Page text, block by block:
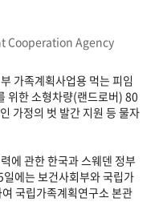
물 영상 기록물
+1주년 광장
Cooperation Agency
가족계획사업용 먹는 피임
위한 소형차량(랜드로버) 80
가정의 벗 발간 지원 등 물자
에 관한 한국과 스웨덴 정부
에는 보건사회부와 국립가
국립가족계획연구소 본관